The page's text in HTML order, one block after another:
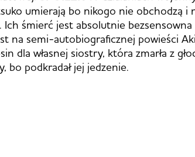
umierają bo nikogo nie obchodzą i
śmierć jest absolutnie bezsensowna
na semi-autobiograficznej powieści
dla własnej siostry, która zmarła z
bo podkradał jej jedzenie.